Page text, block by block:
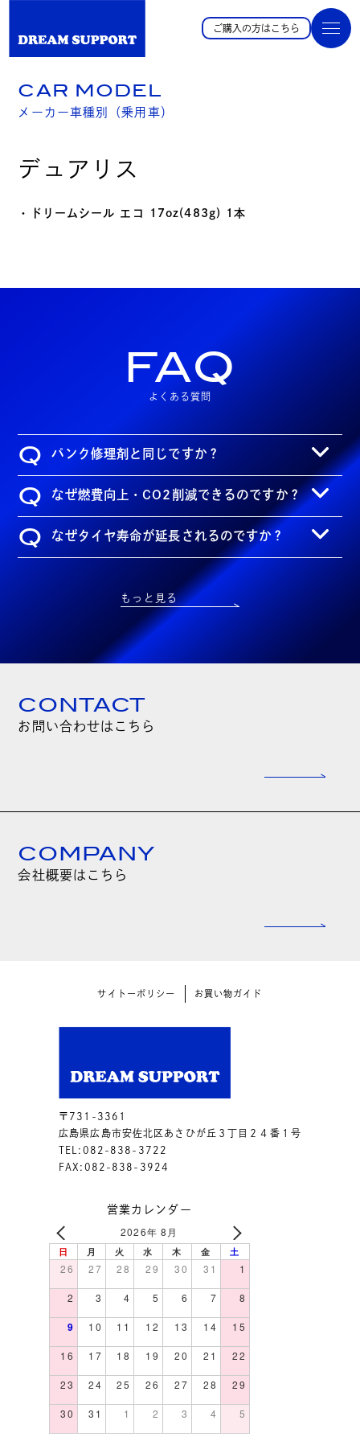
ご購入の方はこちら
CAR MODEL
メーカー車種別（乗用車）
デュアリス
・ドリームシール エコ 17oz(483g) 1本
FAQ
よくある質問
Q パンク修理剤と同じですか？
Q なぜ燃費向上・CO2削減できるのですか？
Q なぜタイヤ寿命が延長されるのですか？
もっと見る
CONTACT
お問い合わせはこちら
COMPANY
会社概要はこちら
サイトーポリシー お買い物ガイド
〒731-3361
広島県広島市安佐北区あさひが丘３丁目２４番１号
TEL:082-838-3722
FAX:082-838-3924
営業カレンダー
2026年 8月
日 月 火 水 木 金 土
26 27 28 29 30 31 1
2 3 4 5 6 7 8
9 10 11 12 13 14 15
16 17 18 19 20 21 22
23 24 25 26 27 28 29
30 31 1 2 3 4 5